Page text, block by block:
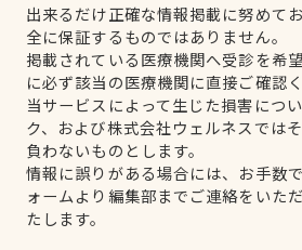
出来るだけ正確な情報掲載に努めて
全に保証するものではありません。
掲載されている医療機関へ受診を希
に必ず該当の医療機関に直接ご確認く
当サービスによって生じた損害につ
ク、および株式会社ウェルネスでは
負わないものとします。
情報に誤りがある場合には、お手数
ォームより編集部までご連絡をいた
たします。